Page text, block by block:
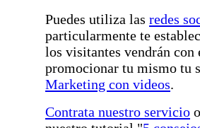
Puedes utiliza las redes
particularmente te
los visitantes vendrán
promocionar tu mismo tu
Marketing con videos.
Contrata nuestro servicio